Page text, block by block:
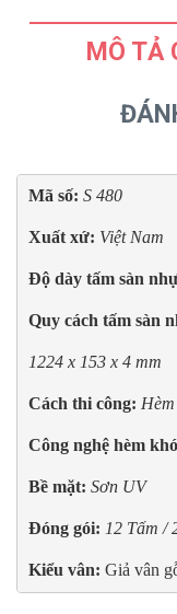
MÔ TẢ
Mã số: S 480
Xuất xứ: Việt Nam
Độ dày tấm sàn
Quy cách tấm sàn
1224 x 153 x 4 mm
Cách thi công:
Công nghệ hèm
Bề mặt: Sơn UV
Đóng gói: 12 Tấm /
Kiểu vân: Giả vân